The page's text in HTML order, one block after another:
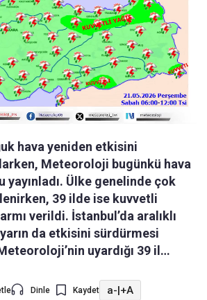
hava yeniden etkisini
Meteoroloji bugünkü hava
yayınladı. Ülke genelinde çok
39 ilde ise kuvvetli
verildi. İstanbul’da aralıklı
yarın da etkisini sürdürmesi
uyardığı 39 il…
Dinle Kaydet a-|+A